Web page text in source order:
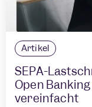
Artikel
SEPA-
Open
vereinfacht